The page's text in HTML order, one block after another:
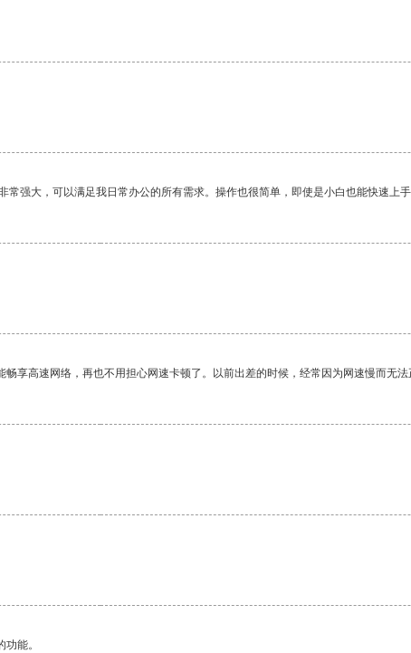
强大，可以满足我日常办公的所有需求。操作也很简单，即使是小白也能快速上手
享高速网络，再也不用担心网速卡顿了。以前出差的时候，经常因为网速慢而无
能。